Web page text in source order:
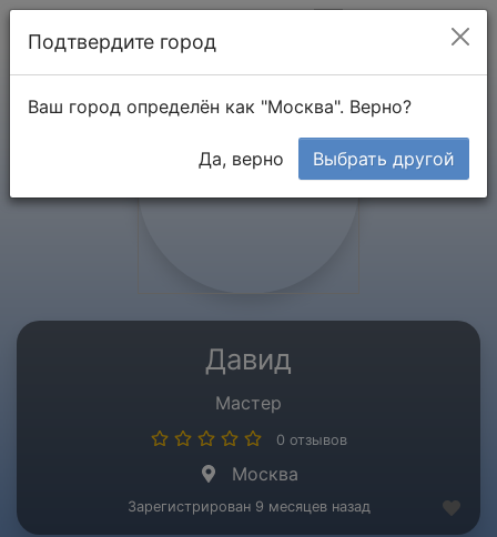
Давид
Мастер
0 отзывов
Москва
Зарегистрирован 9 месяцев назад
Подтвердите город
Ваш город определён как "Москва". Верно?
Да, верно Выбрать другой